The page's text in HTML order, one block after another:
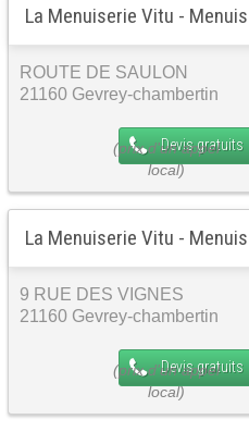
La Menuiserie Vitu -
ROUTE DE SAULON
21160 Gevrey-chambertin
Devis gratuits
La Menuiserie Vitu -
9 RUE DES VIGNES
21160 Gevrey-chambertin
Devis gratuits